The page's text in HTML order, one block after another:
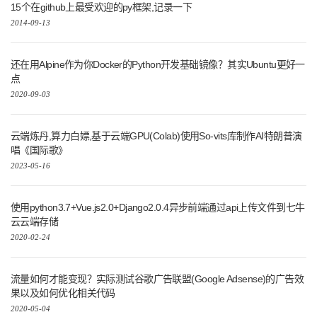
15个在github上最受欢迎的py框架,记录一下
2014-09-13
还在用Alpine作为你Docker的Python开发基础镜像？其实Ubuntu更好一
点
2020-09-03
云端炼丹,算力白嫖,基于云端GPU(Colab)使用So-vits库制作AI特朗普演
唱《国际歌》
2023-05-16
使用python3.7+Vue.js2.0+Django2.0.4异步前端通过api上传文件到七牛
云云端存储
2020-02-24
流量如何才能变现？实际测试谷歌广告联盟(Google Adsense)的广告效
果以及如何优化相关代码
2020-05-04